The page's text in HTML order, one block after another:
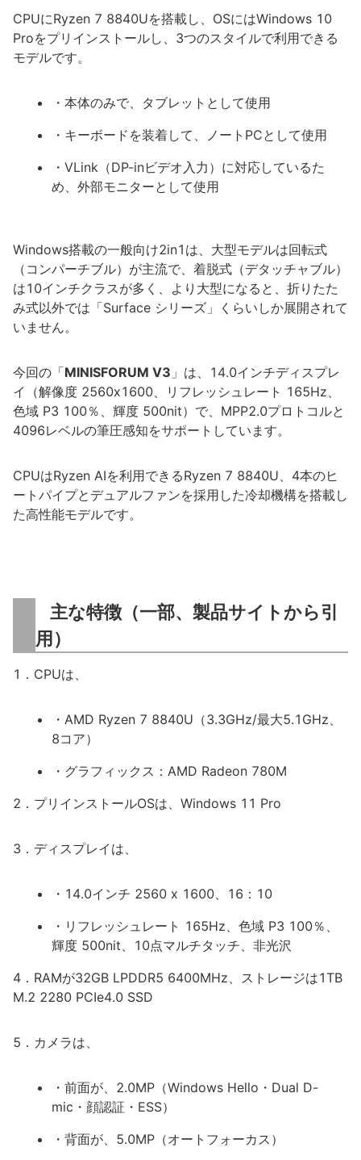
CPUにRyzen 7 8840Uを搭載し、OSにはWindows 10
Proをプリインストールし、3つのスタイルで利用できる
モデルです。
・本体のみで、タブレットとして使用
・キーボードを装着して、ノートPCとして使用
・VLink（DP-inビデオ入力）に対応しているた
め、外部モニターとして使用
Windows搭載の一般向け2in1は、大型モデルは回転式
（コンパーチブル）が主流で、着脱式（デタッチャブル）
は10インチクラスが多く、より大型になると、折りたた
み式以外では「Surface シリーズ」くらいしか展開されて
いません。
今回の「MINISFORUM V3 」は、14.0インチディスプレ
イ（解像度 2560x1600、リフレッシュレート 165Hz、
色域 P3 100％、輝度 500nit）で、MPP2.0プロトコルと
4096レベルの筆圧感知をサポートしています。
CPUはRyzen AIを利用できるRyzen 7 8840U、4本のヒ
ートパイプとデュアルファンを採用した冷却機構を搭載し
た高性能モデルです。
主な特徴（一部、製品サイトから引
用）
1．CPUは、
・AMD Ryzen 7 8840U（3.3GHz/最大5.1GHz、
8コア）
・グラフィックス：AMD Radeon 780M
2．プリインストールOSは、Windows 11 Pro
3．ディスプレイは、
・14.0インチ 2560 x 1600、16：10
・リフレッシュレート 165Hz、色域 P3 100％、
輝度 500nit、10点マルチタッチ、非光沢
4．RAMが32GB LPDDR5 6400MHz、ストレージは1TB
M.2 2280 PCIe4.0 SSD
5．カメラは、
・前面が、2.0MP（Windows Hello・Dual D-
mic・顔認証・ESS）
・背面が、5.0MP（オートフォーカス）